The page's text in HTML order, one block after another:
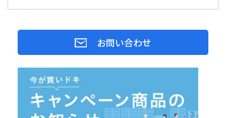
お問い合わせ